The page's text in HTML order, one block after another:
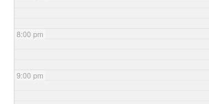
8:00 pm
9:00 pm